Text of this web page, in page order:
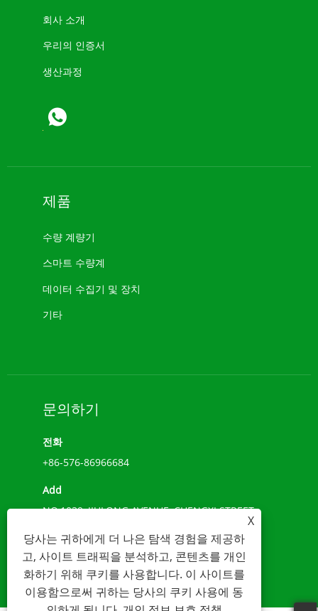
회사 소개
우리의 인증서
생산과정
제품
수량 계량기
스마트 수량계
데이터 수집기 ​​및 장치
기타
문의하기
전화
+86-576-86966684
Add
NO.1039, JIULONG AVENUE, CHENGXI STREET,
이메일
sales@younio.com
X
당사는 귀하에게 더 나은 탐색 경험을 제공하
고, 사이트 트래픽을 분석하고, 콘텐츠를 개인
화하기 위해 쿠키를 사용합니다. 이 사이트를
이용함으로써 귀하는 당사의 쿠키 사용에 동